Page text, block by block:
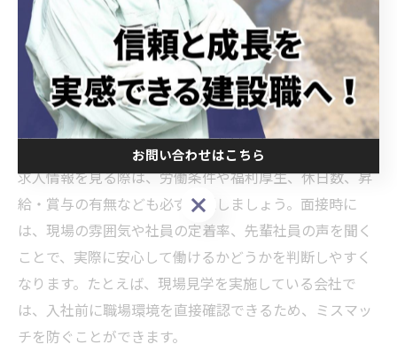
安心して働ける未経験向け求人の探し方
未経験から土木業界に挑戦する場合、安心して働ける建
設会社求人の探し方が重要になります。まず注目すべき
は「未経験歓迎」「研修制度充実」「資格支援あり」な
ど、サポート体制が整っているかどうかです。
求人情報を見る際は、労働条件や福利厚生、休日数、昇
給・賞与の有無なども必ず確認しましょう。面接時に
は、現場の雰囲気や社員の定着率、先輩社員の声を聞く
ことで、実際に安心して働けるかどうかを判断しやすく
なります。たとえば、現場見学を実施している会社で
は、入社前に職場環境を直接確認できるため、ミスマッ
チを防ぐことができます。
お問い合わせはこちら
お問い合わせはこちら